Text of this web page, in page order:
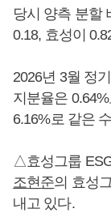
당시 양측 분할
0.18, 효성이
2026년 3월 정
지분율은
6.16%로 같은
△효성그룹
조현준의 효성
내고 있다.